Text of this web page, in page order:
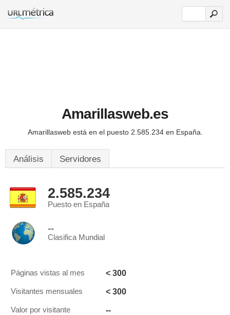
Amarillasweb.es
Amarillasweb está en el puesto 2.585.234 en España.
Análisis Servidores
2.585.234
Puesto en España
--
Clasifica Mundial
Páginas vistas al mes < 300
Visitantes mensuales < 300
Valor por visitante --